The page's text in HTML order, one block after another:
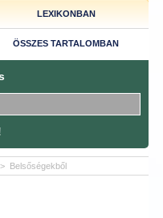
LEXIKONBAN
ÖSSZES TARTALOMBAN
Belsőségekből